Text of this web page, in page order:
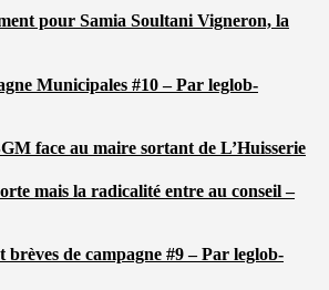
pour Samia Soultani Vigneron, la
Municipales #10 – Par leglob-
face au maire sortant de L’Huisserie
mais la radicalité entre au conseil –
brèves de campagne #9 – Par leglob-